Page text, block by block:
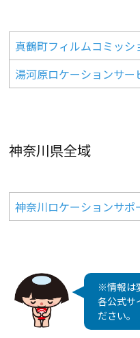
真鶴町フィルムコミッシ
湯河原ロケーションサー
神奈川県全域
神奈川ロケーションサポ
※情報は
各公式サ
ださい。